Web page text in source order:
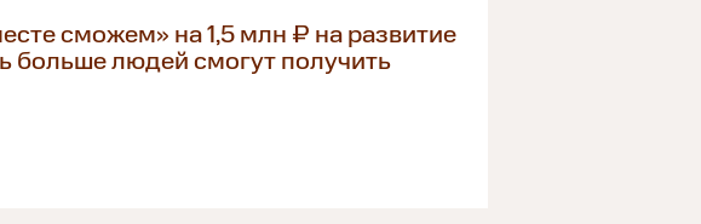
сможем» на 1,5 млн ₽ на развитие
больше людей смогут получить